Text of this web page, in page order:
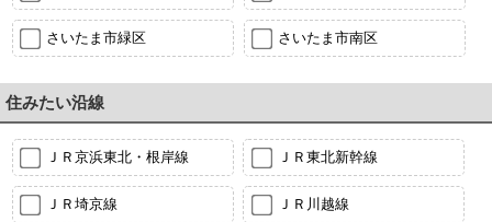
さいたま市緑区 さいたま市南区
住みたい沿線
ＪＲ京浜東北・根岸線 ＪＲ東北新幹線
ＪＲ埼京線 ＪＲ川越線